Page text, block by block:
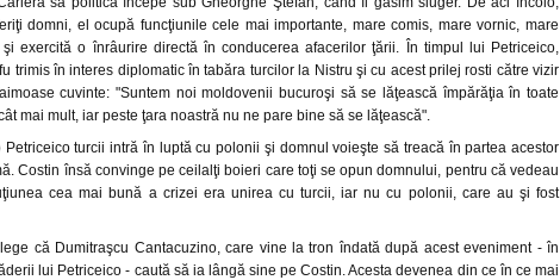
domni, el ocupă funcţiunile cele mai importante, mare comis, mare vornic, mare
şi exercită o înrâurire directă în conducerea afacerilor ţării. În timpul lui Petriceico,
trimis în interes diplomatic în tabăra turcilor la Nistru şi cu acest prilej rosti către vizir
cuvinte: "Suntem noi moldovenii bucuroşi să se lăţească împărăţia în toate
mai mult, iar peste ţara noastră nu ne pare bine să se lăţească".
Petriceico turcii intră în luptă cu polonii şi domnul voieşte să treacă în partea acestor
Costin însă convinge pe ceilalţi boieri care toţi se opun domnului, pentru că vedeau
cea mai bună a crizei era unirea cu turcii, iar nu cu polonii, care au şi fost
că Dumitraşcu Cantacuzino, care vine la tron îndată după acest eveniment - în
lui Petriceico - caută să ia lângă sine pe Costin. Acesta devenea din ce în ce mai